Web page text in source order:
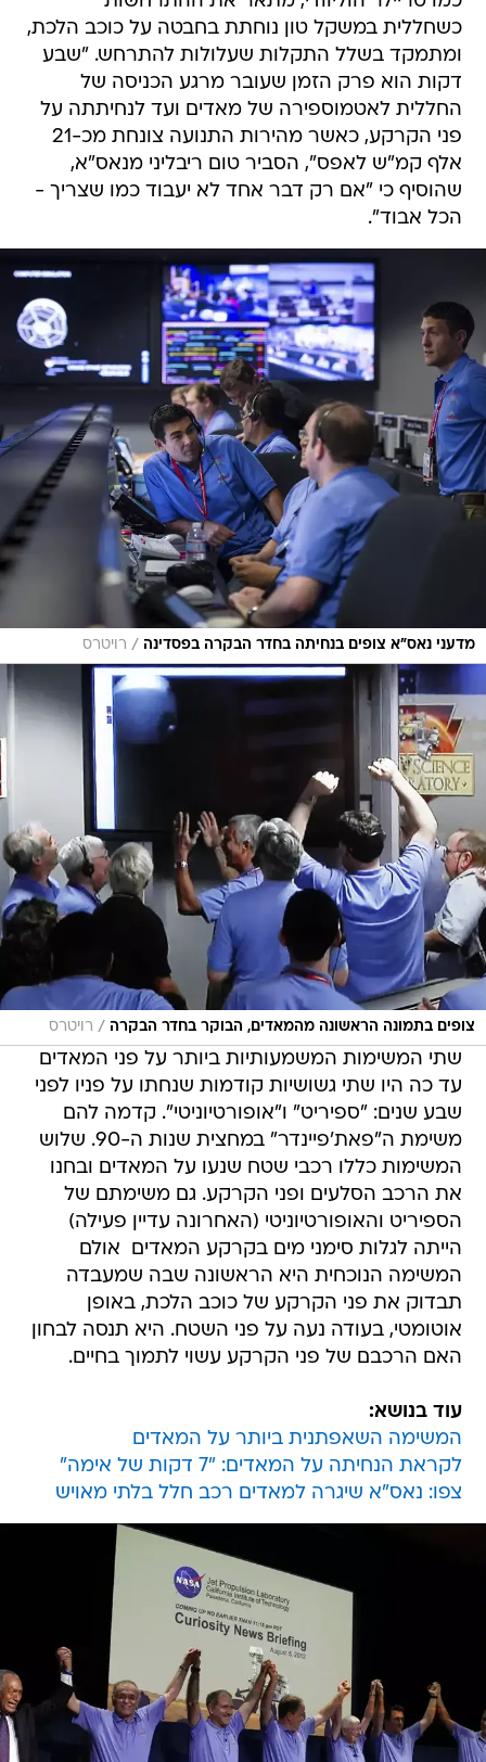
כשחללית במשקל טון נוחתת בחבטה על כוכב הלכת,
ומתמקד בשלל התקלות שעלולות להתרחש. "שבע
דקות הוא פרק הזמן שעובר מרגע הכניסה של
החללית לאטמוספירה של מאדים ועד לנחיתתה על
פני הקרקע, כאשר מהירות התנועה צונחת מכ-21
אלף קמ"ש לאפס", הסביר טום ריבליני מנאס"א,
שהוסיף כי "אם רק דבר אחד לא יעבוד כמו שצריך -
הכל אבוד".
מדעני נאס"א צופים בנחיתה בחדר הבקרה בפסדינה / רויטרס
צופים בתמונה הראשונה מהמאדים, הבוקר בחדר הבקרה / רויטרס
שתי המשימות המשמעותיות ביותר על פני המאדים
עד כה היו שתי גשושיות קודמות שנחתו על פניו לפני
שבע שנים: "ספיריט" ו"אופורטיוניטי". קדמה להם
משימת ה"פאת'פיינדר" במחצית שנות ה-90. שלוש
המשימות כללו רכבי שטח שנעו על המאדים ובחנו
את הרכב הסלעים ופני הקרקע. גם משימתם של
הספיריט והאופורטיוניטי (האחרונה עדיין פעילה)
הייתה לגלות סימני מים בקרקע המאדים  אולם
המשימה הנוכחית היא הראשונה שבה שמעבדה
תבדוק את פני הקרקע של כוכב הלכת, באופן
אוטומטי, בעודה נעה על פני השטח. היא תנסה לבחון
האם הרכבם של פני הקרקע עשוי לתמוך בחיים.
עוד בנושא:
המשימה השאפתנית ביותר על המאדים
לקראת הנחיתה על המאדים: "7 דקות של אימה"
צפו: נאס"א שיגרה למאדים רכב חלל בלתי מאויש